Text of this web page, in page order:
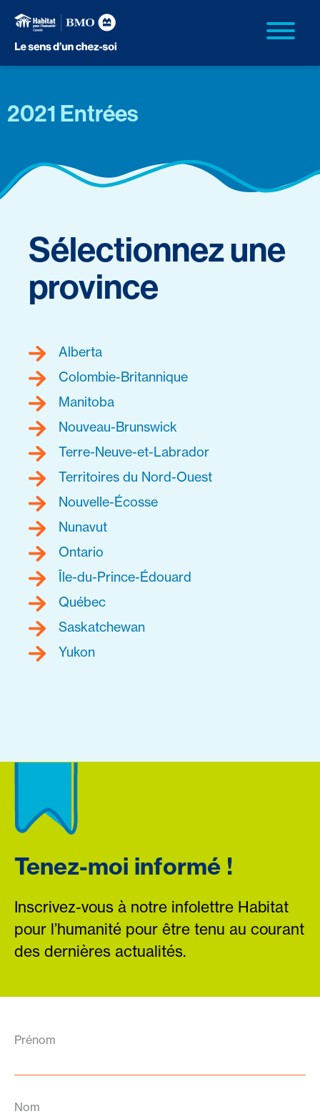
2021 Entrées
Sélectionnez une
province
Alberta
Colombie-Britannique
Manitoba
Nouveau-Brunswick
Terre-Neuve-et-Labrador
Territoires du Nord-Ouest
Nouvelle-Écosse
Nunavut
Ontario
Île-du-Prince-Édouard
Québec
Saskatchewan
Yukon
Tenez-moi informé !
Inscrivez-vous à notre infolettre Habitat
pour l’humanité pour être tenu au courant
des dernières actualités.
Prénom
Nom